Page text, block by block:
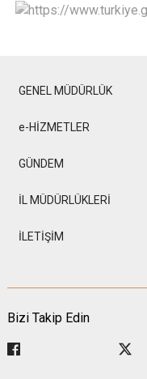
GENEL MÜDÜRLÜK
e-HİZMETLER
GÜNDEM
İL MÜDÜRLÜKLERİ
İLETİŞİM
Bizi Takip Edin